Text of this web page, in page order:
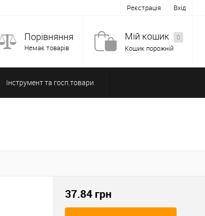
Реєстрація Вхід
Порівняння
Немає товарів
Мій кошик
0
Кошик порожній
Інструмент та госп.товари
37.84 грн